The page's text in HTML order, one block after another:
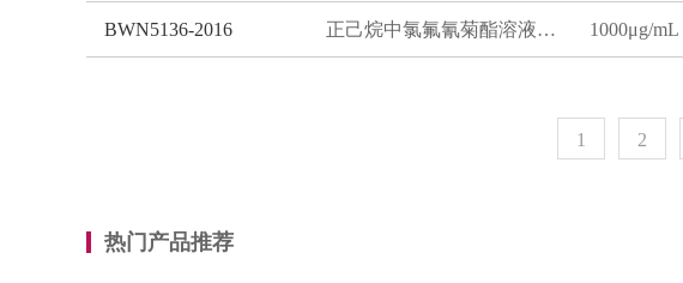
BWN5136-2016 正己烷中氯氟氰菊酯溶液标准物质 1000μg/mL
1 2
热门产品推荐